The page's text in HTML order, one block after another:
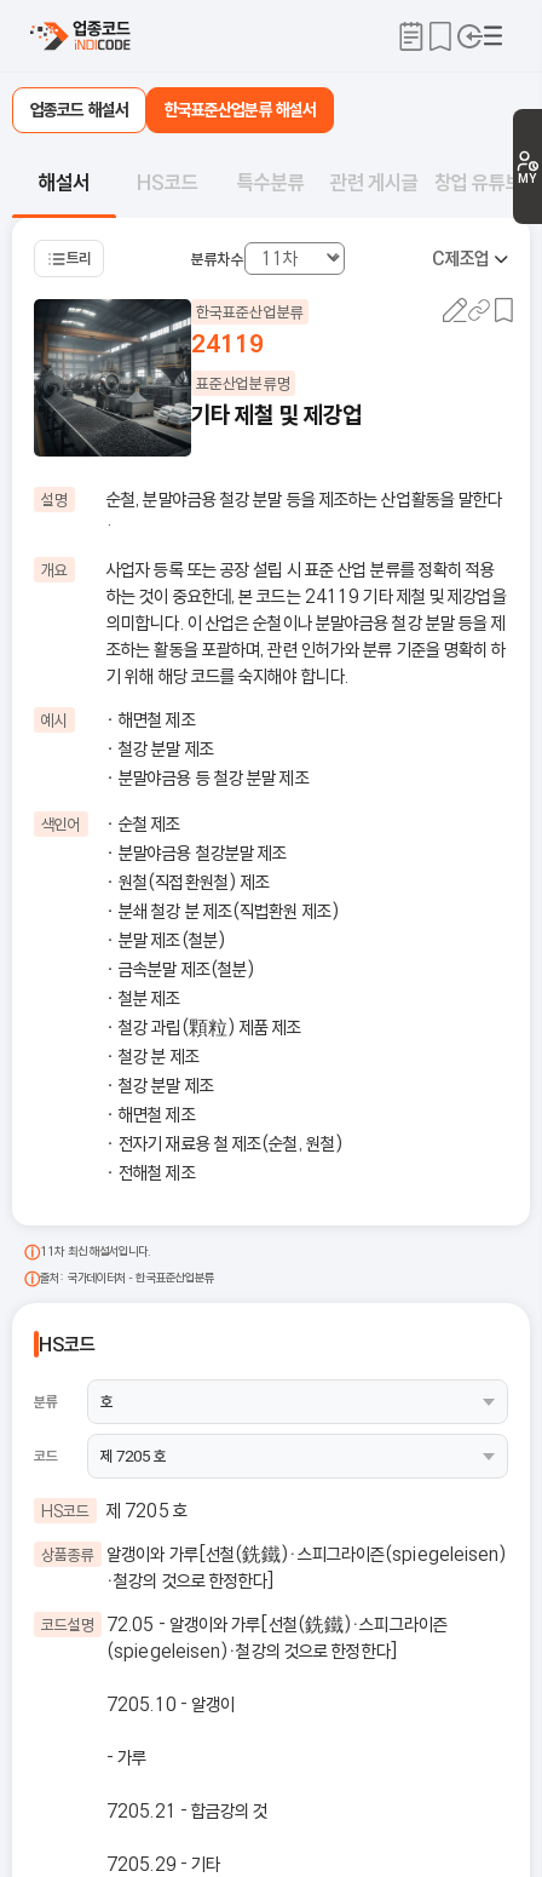
MY
업종코드 해설서 한국표준산업분류 해설서
해설서 HS코드 특수분류 관련 게시글 창업 유튜브
트리 분류차수 C제조업
한국표준산업분류
24119
표준산업분류명
기타 제철 및 제강업
설명
순철, 분말야금용 철강 분말 등을 제조하는 산업활동을 말한다
·
개요
사업자 등록 또는 공장 설립 시 표준 산업 분류를 정확히 적용
하는 것이 중요한데, 본 코드는 24119 기타 제철 및 제강업을
의미합니다. 이 산업은 순철이나 분말야금용 철강 분말 등을 제
조하는 활동을 포괄하며, 관련 인허가와 분류 기준을 명확히 하
기 위해 해당 코드를 숙지해야 합니다.
예시
해면철 제조
철강 분말 제조
분말야금용 등 철강 분말 제조
색인어
순철 제조
분말야금용 철강분말 제조
원철(직접환원철) 제조
분쇄 철강 분 제조(직법환원 제조)
분말 제조(철분)
금속분말 제조(철분)
철분 제조
철강 과립(顆粒) 제품 제조
철강 분 제조
철강 분말 제조
해면철 제조
전자기 재료용 철 제조(순철, 원철)
전해철 제조
11차 최신 해설서입니다.
출처: 국가데이터처 - 한국표준산업분류
HS코드
분류
코드
HS코드 제 7205 호
상품종류
알갱이와 가루[선철(銑鐵)ㆍ스피그라이즌(spiegeleisen)
ㆍ철강의 것으로 한정한다]
코드설명
72.05 - 알갱이와 가루[선철(銑鐵)ㆍ스피그라이즌
(spiegeleisen)ㆍ철강의 것으로 한정한다]
7205.10 - 알갱이
- 가루
7205.21 - 합금강의 것
7205.29 - 기타